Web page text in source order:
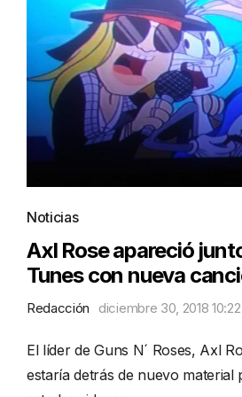
Noticias
Axl Rose apareció
Tunes con nueva
Redacción diciembre 30, 2018
El líder de Guns N´ Roses, Axl
estaría detrás de nuevo material